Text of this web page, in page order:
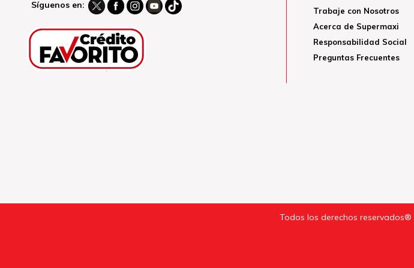
Síguenos en:
Trabaje con Nosotros
Acerca de Supermaxi
Responsabilidad Social
Preguntas Frecuentes
Todos los derechos reservados®